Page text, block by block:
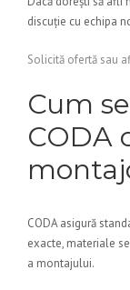
discuție cu echipa
Solicită ofertă sau
Cum
CODA
CODA asigură
exacte, materiale
a montajului.